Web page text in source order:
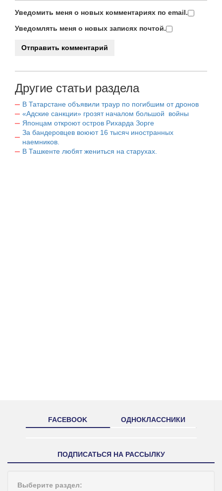
Уведомить меня о новых комментариях по email.
Уведомлять меня о новых записях почтой.
Другие статьи раздела
В Татарстане объявили траур по погибшим от дронов
«Адские санкции» грозят началом большой войны
Японцам откроют остров Рихарда Зорге
За бандеровцев воюют 16 тысяч иностранных
наемников.
В Ташкенте любят жениться на старухах.
FACEBOOK ОДНОКЛАССНИКИ
ПОДПИСАТЬСЯ НА РАССЫЛКУ
Выберите раздел: